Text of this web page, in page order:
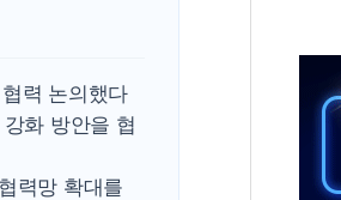
추미애, '위안부' 피해자 기림의 날 참석..."국
인천 선재도 갯벌서 해루질 중 실종 60대 나흘
인천서 말다툼 중 어머니 흉기 살해 10대 아들 체
'화합' 꺼낸 김민석에 '뻔뻔' 받아친 정청래…제
력 논의했다
화 방안을 협
력망 확대를